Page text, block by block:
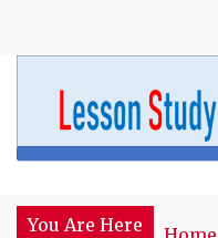
content
GusNdol
You Are Here